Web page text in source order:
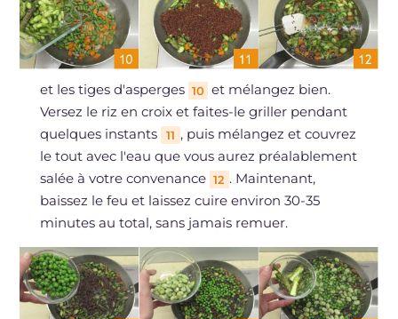
et les tiges d'asperges 10 et mélangez bien.
Versez le riz en croix et faites-le griller pendant
quelques instants
11 , puis mélangez et couvrez
le tout avec l'eau que vous aurez préalablement
salée à votre convenance 12 . Maintenant,
baissez le feu et laissez cuire environ 30-35
minutes au total, sans jamais remuer.